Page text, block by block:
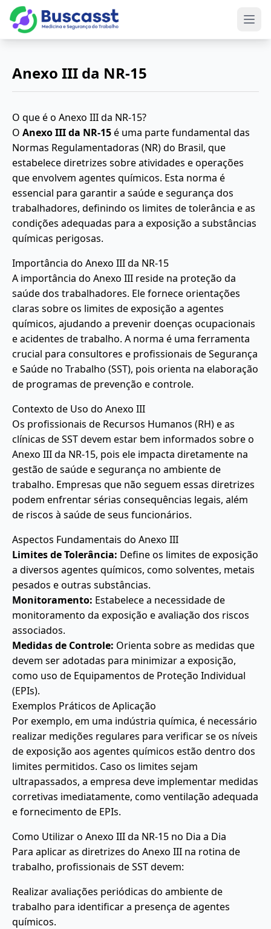
Anexo III da NR-15
O que é o Anexo III da NR-15?
O Anexo III da NR-15é uma parte fundamental das
Normas Regulamentadoras (NR) do Brasil, que
estabelece diretrizes sobre atividades e operações
que envolvem agentes químicos. Esta norma é
essencial para garantir a saúde e segurança dos
trabalhadores, definindo os limites de tolerância e as
condições adequadas para a exposição a substâncias
químicas perigosas.
Importância do Anexo III da NR-15
A importância do Anexo III reside na proteção da
saúde dos trabalhadores. Ele fornece orientações
claras sobre os limites de exposição a agentes
químicos, ajudando a prevenir doenças ocupacionais
e acidentes de trabalho. A norma é uma ferramenta
crucial para consultores e profissionais de Segurança
e Saúde no Trabalho (SST), pois orienta na elaboração
de programas de prevenção e controle.
Contexto de Uso do Anexo III
Os profissionais de Recursos Humanos (RH) e as
clínicas de SST devem estar bem informados sobre o
Anexo III da NR-15, pois ele impacta diretamente na
gestão de saúde e segurança no ambiente de
trabalho. Empresas que não seguem essas diretrizes
podem enfrentar sérias consequências legais, além
de riscos à saúde de seus funcionários.
Aspectos Fundamentais do Anexo III
Limites de Tolerância: Define os limites de exposição
a diversos agentes químicos, como solventes, metais
pesados e outras substâncias.
Monitoramento: Estabelece a necessidade de
monitoramento da exposição e avaliação dos riscos
associados.
Medidas de Controle: Orienta sobre as medidas que
devem ser adotadas para minimizar a exposição,
como uso de Equipamentos de Proteção Individual
(EPIs).
Exemplos Práticos de Aplicação
Por exemplo, em uma indústria química, é necessário
realizar medições regulares para verificar se os níveis
de exposição aos agentes químicos estão dentro dos
limites permitidos. Caso os limites sejam
ultrapassados, a empresa deve implementar medidas
corretivas imediatamente, como ventilação adequada
e fornecimento de EPIs.
Como Utilizar o Anexo III da NR-15 no Dia a Dia
Para aplicar as diretrizes do Anexo III na rotina de
trabalho, profissionais de SST devem:
Realizar avaliações periódicas do ambiente de
trabalho para identificar a presença de agentes
químicos.